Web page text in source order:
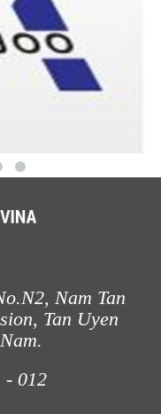
SẢN
Nam Tan
Tan Uyen
- 012